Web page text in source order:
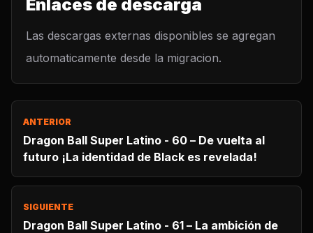
Enlaces de descarga
Las descargas externas disponibles se agregan
automaticamente desde la migracion.
ANTERIOR
Dragon Ball Super Latino - 60 – De vuelta al
futuro ¡La identidad de Black es revelada!
SIGUIENTE
Dragon Ball Super Latino - 61 – La ambición de